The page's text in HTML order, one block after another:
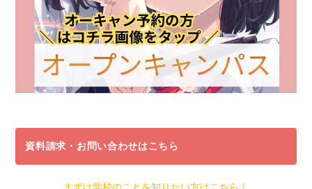
資料請求・お問い合わせはこちら